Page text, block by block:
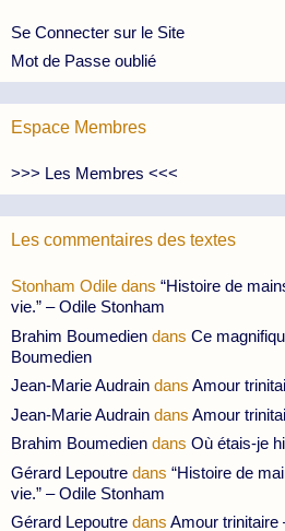
Se Connecter sur le Site
Mot de Passe oublié
Espace Membres
>>> Les Membres <<<
Les commentaires des textes
Stonham Odile dans “Histoire de
vie.” – Odile Stonham
Brahim Boumedien dans Ce
Boumedien
Jean-Marie Audrain dans Amour
Jean-Marie Audrain dans Amour
Brahim Boumedien dans Où étais-je
Gérard Lepoutre dans “Histoire de
vie.” – Odile Stonham
Gérard Lepoutre dans Amour trinitaire